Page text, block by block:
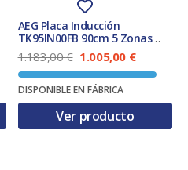
AEG Placa Inducción
TK95IN00FB 90cm 5 Zonas
Biselada Negro
1.183,00€ E
l
p
r
c
1.005,00 €E
l
p
DISPONIBLE EN FÁBRICA
Ver producto